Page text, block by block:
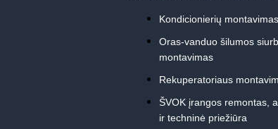
Kondicionierių montavimas
Oras-vanduo šilumos
montavimas
Rekuperatoriaus
ŠVOK įrangos remontas,
ir techninė priežiūra